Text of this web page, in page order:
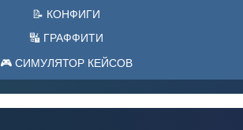
📝 КОНФИГИ
🔣 ГРАФФИТИ
🎮 СИМУЛЯТОР КЕЙСОВ